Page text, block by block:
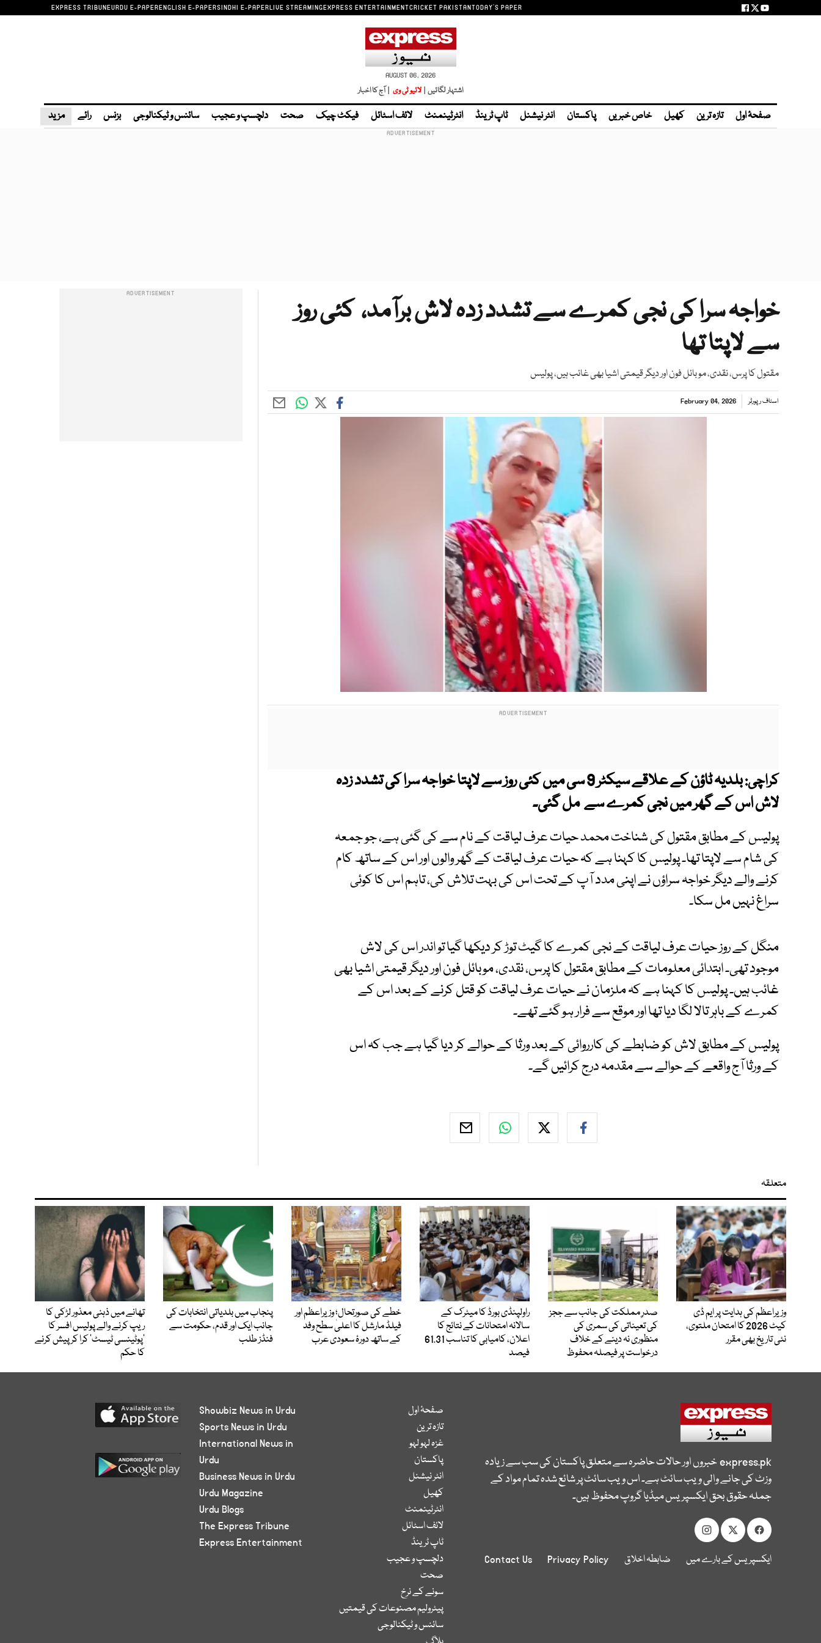
EXPRESS TRIBUNEURDU E-PAPERENGLISH E-PAPERSINDHI E-PAPERLIVE STREAMINGEXPRESS ENTERTAINMENTCRICKET PAKISTANTODAY'S PAPER
AUGUST 06, 2026
اشتہار لگائیں | لائیو ٹی وی | آج کا اخبار
صفحۂ اول تازہ ترین کھیل خاص خبریں پاکستان انٹر نیشنل ٹاپ ٹرینڈ انٹرٹینمنٹ لائف اسٹائل فیکٹ چیک صحت دلچسپ و عجیب سائنس و ٹیکنالوجی بزنس رائے مزید
خواجہ سرا کی نجی کمرے سے تشدد زدہ لاش برآمد، کئی روز
سے لاپتا تھا
مقتول کا پرس، نقدی، موبائل فون اور دیگر قیمتی اشیا بھی غائب ہیں، پولیس
اسٹاف رپورٹر February 04, 2026
کراچی:
بلدیہ ٹاؤن کے علاقے سیکٹر 9 سی میں کئی روز سے لاپتا خواجہ سرا کی تشدد زدہ
لاش اس کے گھر میں نجی کمرے سے مل گئی۔
پولیس کے مطابق مقتول کی شناخت محمد حیات عرف لیاقت کے نام سے کی گئی ہے، جو جمعہ
کی شام سے لاپتا تھا۔ پولیس کا کہنا ہے کہ حیات عرف لیاقت کے گھر والوں اور اس کے ساتھ کام
کرنے والے دیگر خواجہ سراؤں نے اپنی مدد آپ کے تحت اس کی بہت تلاش کی، تاہم اس کا کوئی
سراغ نہیں مل سکا۔
منگل کے روز حیات عرف لیاقت کے نجی کمرے کا گیٹ توڑ کر دیکھا گیا تو اندر اس کی لاش
موجود تھی۔ ابتدائی معلومات کے مطابق مقتول کا پرس، نقدی، موبائل فون اور دیگر قیمتی اشیا بھی
غائب ہیں۔ پولیس کا کہنا ہے کہ ملزمان نے حیات عرف لیاقت کو قتل کرنے کے بعد اس کے
کمرے کے باہر تالا لگا دیا تھا اور موقع سے فرار ہو گئے تھے۔
پولیس کے مطابق لاش کو ضابطے کی کارروائی کے بعد ورثا کے حوالے کر دیا گیا ہے جب کہ اس
کے ورثا آج واقعے کے حوالے سے مقدمہ درج کرائیں گے۔
متعلقہ
وزیراعظم کی ہدایت پر ایم ڈی
کیٹ 2026 کا امتحان ملتوی،
نئی تاریخ بھی مقرر
صدرِ مملکت کی جانب سے ججز
کی تعیناتی کی سمری کی
منظوری نہ دینے کے خلاف
درخواست پر فیصلہ محفوظ
راولپنڈی بورڈ کا میٹرک کے
سالانہ امتحانات کے نتائج کا
اعلان، کامیابی کا تناسب 61.31
فیصد
خطے کی صورتحال؛ وزیراعظم اور
فیلڈ مارشل کا اعلیٰ سطح وفد
کے ساتھ دورۂ سعودی عرب
پنجاب میں بلدیاتی انتخابات کی
جانب ایک اور قدم، حکومت سے
فنڈز طلب
تھانے میں ذہنی معذور لڑکی کا
ریپ کرنے والے پولیس افسر کا
’پوٹینسی ٹیسٹ‘ کرا کر پیش کرنے
کا حکم
express.pkخبروں اور حالات حاضرہ سے متعلق پاکستان کی سب سے زیادہ
وزٹ کی جانے والی ویب سائٹ ہے۔ اس ویب سائٹ پر شائع شدہ تمام مواد کے
جملہ حقوق بحق ایکسپریس میڈیا گروپ محفوظ ہیں۔
ایکسپریس کے بارے میں ضابطہ اخلاق Privacy Policy
Contact Us
صفحۂ اول
تازہ ترین
غزہ لہو لہو
پاکستان
انٹر نیشنل
کھیل
انٹرٹینمنٹ
لائف اسٹائل
ٹاپ ٹرینڈ
دلچسپ و عجیب
صحت
سونے کے نرخ
پیٹرولیم مصنوعات کی قیمتیں
سائنس و ٹیکنالوجی
Showbiz News in Urdu
Sports News in Urdu
International News in
Urdu
Business News in Urdu
Urdu Magazine
Urdu Blogs
The Express Tribune
Express Entertainment